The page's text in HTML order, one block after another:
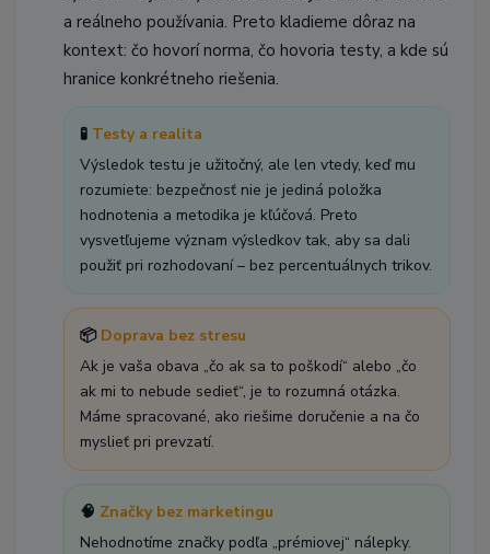
a reálneho používania. Preto kladieme dôraz na
kontext: čo hovorí norma, čo hovoria testy, a kde sú
hranice konkrétneho riešenia.
🧪 Testy a realita
Výsledok testu je užitočný, ale len vtedy, keď mu
rozumiete: bezpečnosť nie je jediná položka
hodnotenia a metodika je kľúčová. Preto
vysvetľujeme význam výsledkov tak, aby sa dali
použiť pri rozhodovaní – bez percentuálnych trikov.
📦 Doprava bez stresu
Ak je vaša obava „čo ak sa to poškodí“ alebo „čo
ak mi to nebude sedieť“, je to rozumná otázka.
Máme spracované, ako riešime doručenie a na čo
myslieť pri prevzatí.
🧠 Značky bez marketingu
Nehodnotíme značky podľa „prémiovej“ nálepky.